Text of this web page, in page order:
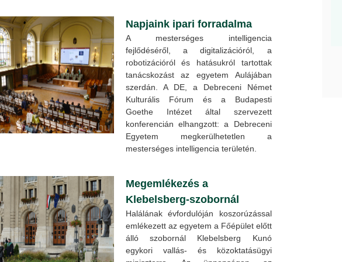
Napjaink ipari forradalma
A mesterséges intelligencia
fejlődéséről, a digitalizációról, a
robotizációról és hatásukról tartottak
tanácskozást az egyetem Aulájában
szerdán. A DE, a Debreceni Német
Kulturális Fórum és a Budapesti
Goethe Intézet által szervezett
konferencián elhangzott: a Debreceni
Egyetem megkerülhetetlen a
mesterséges intelligencia területén.
Megemlékezés a
Klebelsberg-szobornál
Halálának évfordulóján koszorúzással
emlékezett az egyetem a Főépület előtt
álló szobornál Klebelsberg Kunó
egykori vallás- és közoktatásügyi